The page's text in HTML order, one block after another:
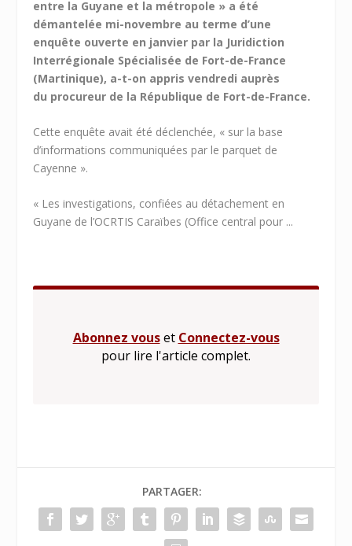
entre la Guyane et la métropole » a été
démantelée mi-novembre au terme d’une
enquête ouverte en janvier par la Juridiction
Interrégionale Spécialisée de Fort-de-France
(Martinique), a-t-on appris vendredi auprès
du procureur de la République de Fort-de-France.
Cette enquête avait été déclenchée, « sur la base
d’informations communiquées par le parquet de
Cayenne ».
« Les investigations, confiées au détachement en
Guyane de l’OCRTIS Caraïbes (Office central pour ...
Abonnez vouset Connectez-vous
pour lire l'article complet.
PARTAGER: